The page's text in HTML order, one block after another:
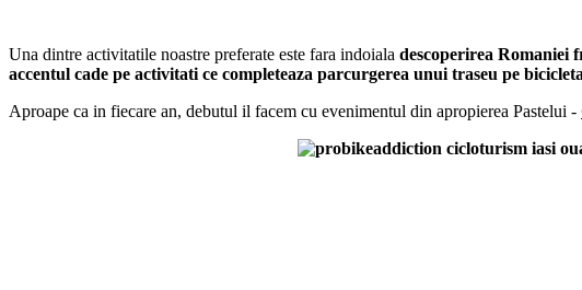
Una dintre activitatile noastre preferate este fara indoiala descoperirea Romaniei
accentul cade pe activitati ce completeaza parcurgerea unui traseu pe
Aproape ca in fiecare an, debutul il facem cu evenimentul din apropierea Pastelui -